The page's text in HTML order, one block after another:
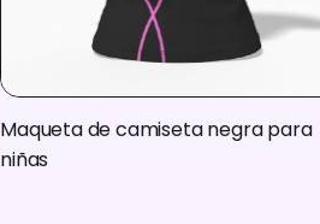
Maqueta de camiseta negra para
niñas